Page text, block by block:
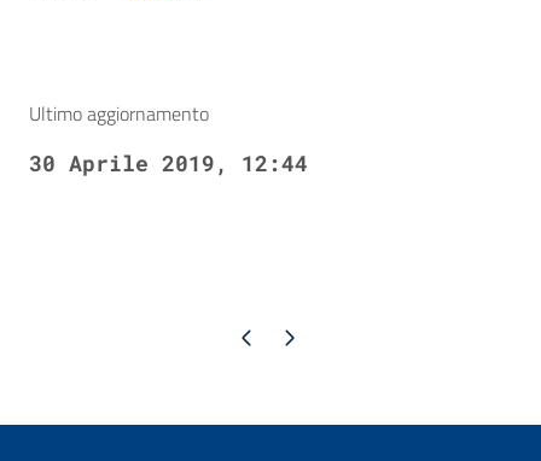
Ultimo aggiornamento
30 Aprile 2019, 12:44
Pagina precedente
Pagina successiva